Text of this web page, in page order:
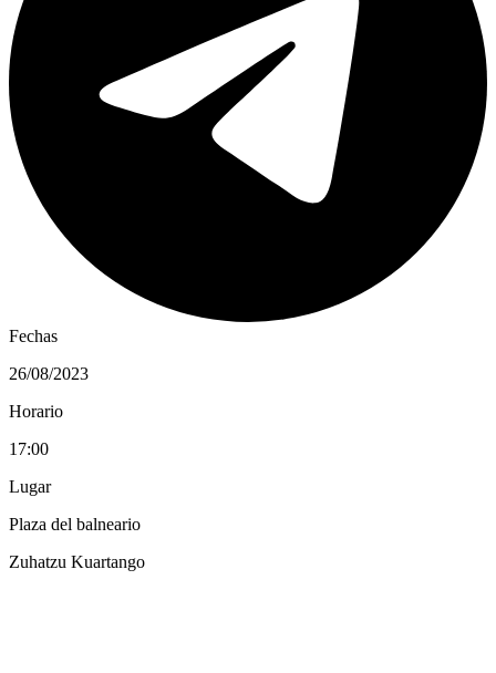
Fechas
26/08/2023
Horario
17:00
Lugar
Plaza del balneario
Zuhatzu Kuartango